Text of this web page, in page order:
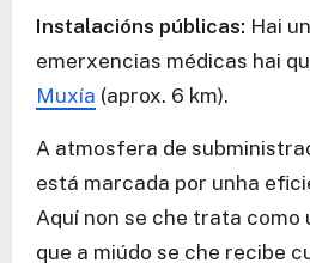
Instalacións públicas: Hai
emerxencias médicas hai
Muxía (aprox. 6 km).
A atmosfera de
está marcada por unha
Aquí non se che trata como
que a miúdo se che recibe